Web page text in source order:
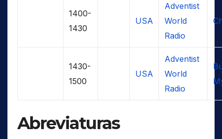
1400-
1430
USA
Adventist
World
Radio
1430-
1500
USA
Adventist
World
Radio
Abreviaturas